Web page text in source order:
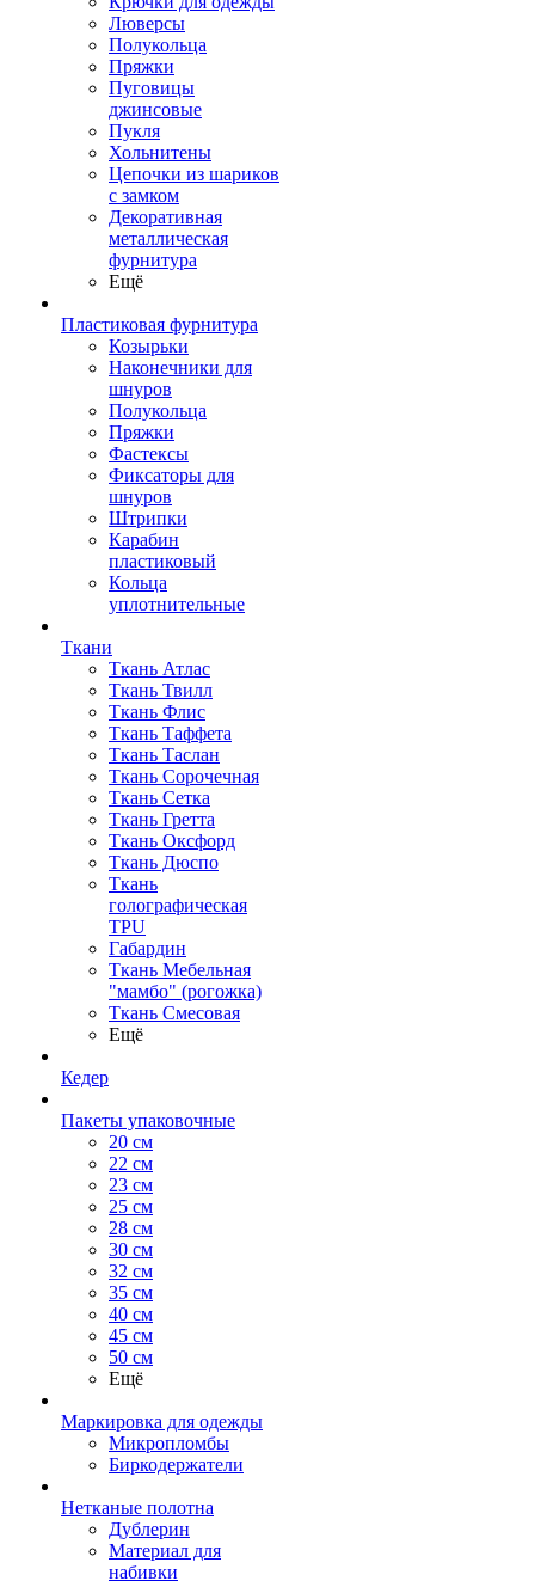
Люверсы
Полукольца
Пряжки
Пуговицы
джинсовые
Пукля
Хольнитены
Цепочки из шариков
с замком
Декоративная
металлическая
фурнитура
Ещё
Пластиковая фурнитура
Козырьки
Наконечники для
шнуров
Полукольца
Пряжки
Фастексы
Фиксаторы для
шнуров
Штрипки
Карабин
пластиковый
Кольца
уплотнительные
Ткани
Ткань Атлас
Ткань Твилл
Ткань Флис
Ткань Таффета
Ткань Таслан
Ткань Сорочечная
Ткань Сетка
Ткань Гретта
Ткань Оксфорд
Ткань Дюспо
Ткань
голографическая
TPU
Габардин
Ткань Мебельная
"мамбо" (рогожка)
Ткань Смесовая
Ещё
Кедер
Пакеты упаковочные
20 см
22 см
23 см
25 см
28 см
30 см
32 см
35 см
40 см
45 см
50 см
Ещё
Маркировка для одежды
Микропломбы
Биркодержатели
Нетканые полотна
Дублерин
Материал для
набивки